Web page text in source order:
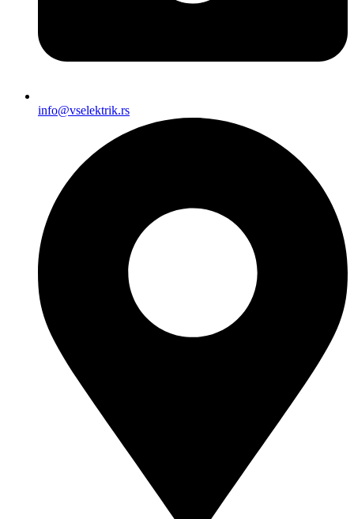
info@vselektrik.rs